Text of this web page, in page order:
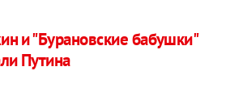
и "Бурановские бабушки"
Путина